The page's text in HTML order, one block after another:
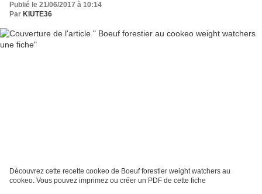
Publié le 21/06/2017 à 10:14
Par KIUTE36
Découvrez cette recette cookeo de Boeuf forestier weight watchers au
cookeo. Vous pouvez imprimez ou créer un PDF de cette fiche